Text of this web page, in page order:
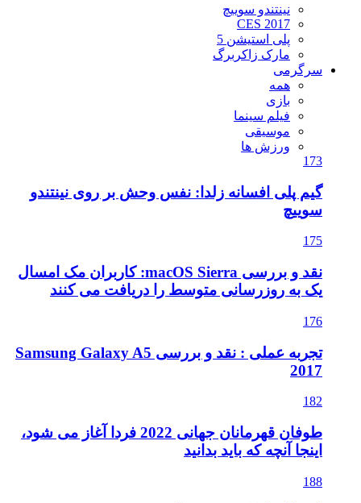
نینتندو سوییچ
CES 2017
پلی استیشن 5
مارک زاکربرگ
سرگرمی
همه
بازی
فیلم سینما
موسیقی
ورزش ها
173
گیم پلی افسانه زلدا: نفس وحش بر روی نینتندو
سوییچ
175
نقد و بررسی macOS Sierra: کاربران مک امسال
یک به روزرسانی متوسط را دریافت می کنند
176
تجربه عملی : نقد و بررسی Samsung Galaxy A5
2017
182
طوفان قهرمانان جهانی 2022 فردا آغاز می شود،
اینجا آنچه که باید بدانید
188